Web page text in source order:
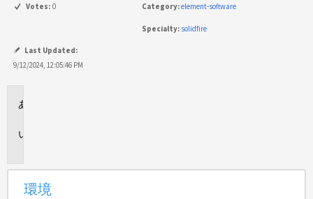
Votes: 0 Category:element-software
Specialty: solidfire
Last Updated:
9/12/2024, 12:05:46 PM
環境